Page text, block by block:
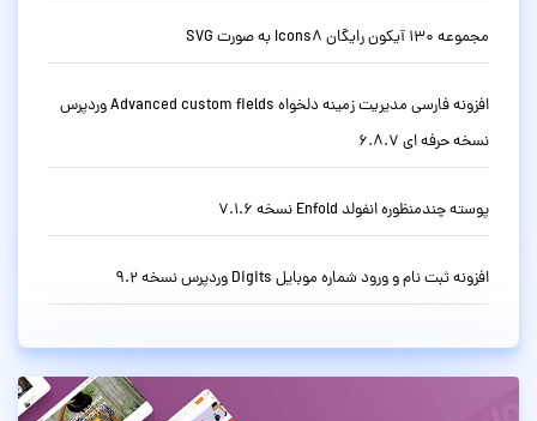
مجموعه 130 آیکون رایگان Icons8 به صورت SVG
افزونه فارسی مدیریت زمینه دلخواه Advanced custom fields وردپرس
نسخه حرفه ای 6.8.7
پوسته چندمنظوره انفولد Enfold نسخه 7.1.6
افزونه ثبت نام و ورود شماره موبایل Digits وردپرس نسخه 9.2